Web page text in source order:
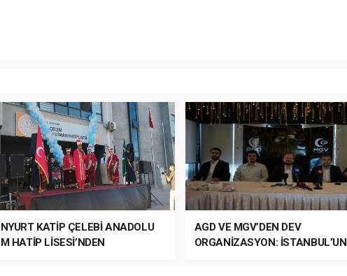
KATİP ÇELEBİ ANADOLU
HATİP LİSESİ’NDEN
AGD VE MGV’DEN DEV
ORGANİZASYON: İSTANBUL’UN